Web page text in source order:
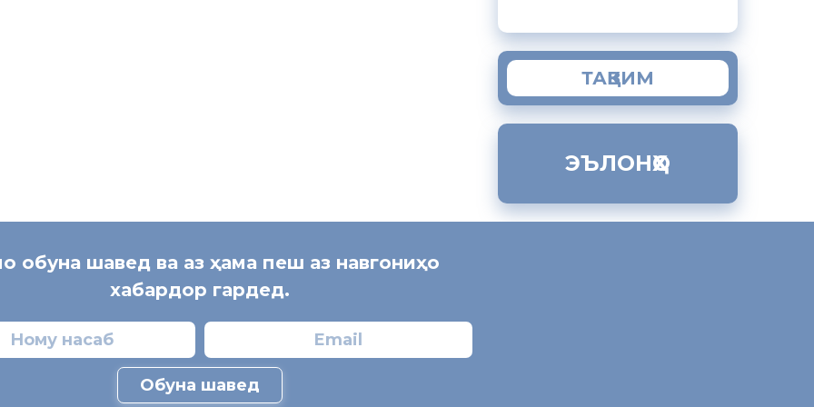
ТАҚВИМ
ЭЪЛОНҲО
обуна шавед ва аз ҳама пеш аз навгониҳо
хабардор гардед.
Обуна шавед